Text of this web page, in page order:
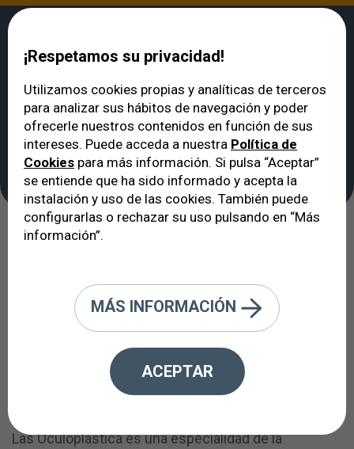
VERTE Entrevista a la Dra. Carmen del Águila
Entrevista a la Dra.
Carmen del Águila
Oculoplástica: ¿cómo rejuvenecer la
Los oftalmólogos buscamos la
belleza natural de la mirada.
Las Oculoplástica es una especialidad de la
¡Respetamos su privacidad!
Utilizamos cookies propias y analíticas de terceros
para analizar sus hábitos de navegación y poder
ofrecerle nuestros contenidos en función de sus
intereses. Puede acceda a nuestra Política de
Cookies para más información. Si pulsa “Aceptar”
se entiende que ha sido informado y acepta la
instalación y uso de las cookies. También puede
configurarlas o rechazar su uso pulsando en “Más
información”.
MÁS INFORMACIÓN
ACEPTAR